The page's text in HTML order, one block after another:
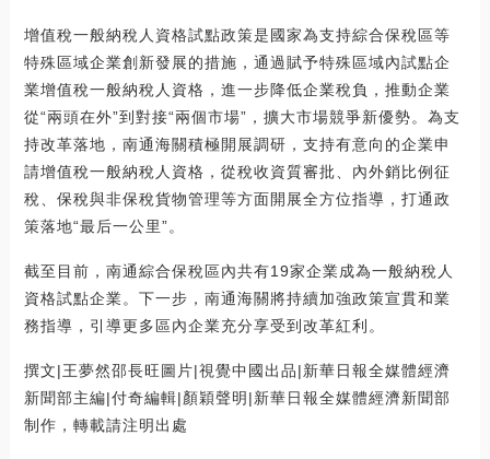
增值稅一般納稅人資格試點政策是國家為支持綜合保稅區等
特殊區域企業創新發展的措施，通過賦予特殊區域內試點企
業增值稅一般納稅人資格，進一步降低企業稅負，推動企業
從“兩頭在外”到對接“兩個市場”，擴大市場競爭新優勢。為支
持改革落地，南通海關積極開展調研，支持有意向的企業申
請增值稅一般納稅人資格，從稅收資質審批、內外銷比例征
稅、保稅與非保稅貨物管理等方面開展全方位指導，打通政
策落地“最后一公里”。
截至目前，南通綜合保稅區內共有19家企業成為一般納稅人
資格試點企業。下一步，南通海關將持續加強政策宣貫和業
務指導，引導更多區內企業充分享受到改革紅利。
撰文|王夢然邵長旺圖片|視覺中國出品|新華日報全媒體經濟
新聞部主編|付奇編輯|顏穎聲明|新華日報全媒體經濟新聞部
制作，轉載請注明出處